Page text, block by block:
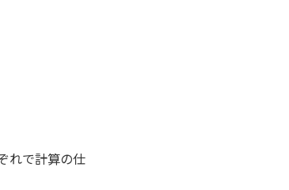
れで計算の仕